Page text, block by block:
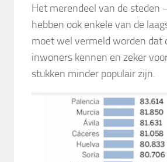
Het merendeel van de steden
hebben ook enkele van de
moet wel vermeld worden dat
inwoners kennen en zeker
stukken minder populair zijn.